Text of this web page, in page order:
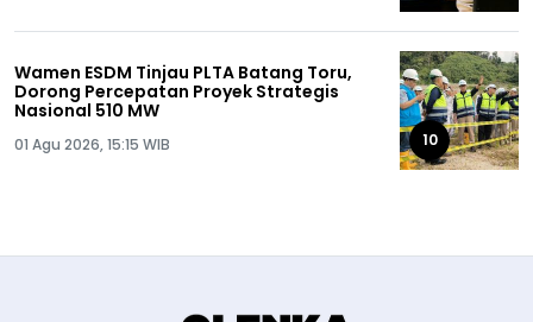
Wamen ESDM Tinjau PLTA Batang Toru,
Dorong Percepatan Proyek Strategis
Nasional 510 MW
01 Agu 2026, 15:15 WIB 10